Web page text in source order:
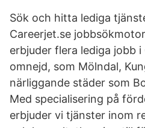
Sök och hitta lediga
Careerjet.se
erbjuder flera lediga jobb
omnejd, som Mölndal,
närliggande städer som
Med specialisering på
erbjuder vi tjänster inom